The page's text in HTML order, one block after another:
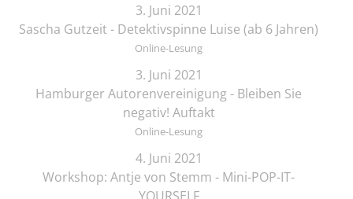
3. Juni 2021
Sascha Gutzeit - Detektivspinne Luise (ab 6 Jahren)
Online-Lesung
3. Juni 2021
Hamburger Autorenvereinigung - Bleiben Sie
negativ! Auftakt
Online-Lesung
4. Juni 2021
Workshop: Antje von Stemm - Mini-POP-IT-